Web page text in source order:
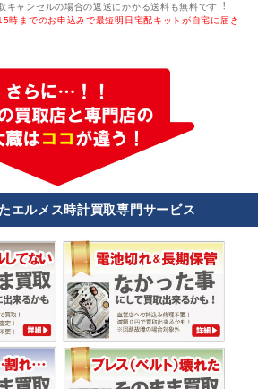
キャンセルの場合の返送にかかる送料も無料です︕
時までのお申込みで最短明日宅配キットが自宅に届き
エルメス時計買取専門サービス